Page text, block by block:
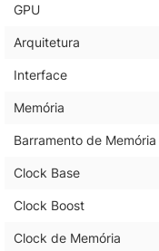
GPU
Arquitetura
Interface
Memória
Barramento de Memória
Clock Base
Clock Boost
Clock de Memória